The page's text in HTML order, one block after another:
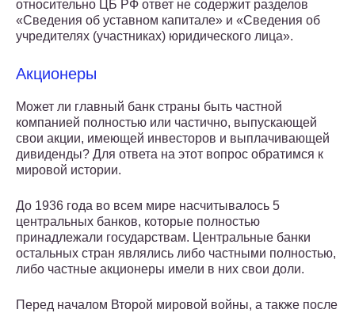
относительно ЦБ РФ ответ не содержит разделов
«Сведения об уставном капитале» и «Сведения об
учредителях (участниках) юридического лица».
Акционеры
Может ли главный банк страны быть частной
компанией полностью или частично, выпускающей
свои акции, имеющей инвесторов и выплачивающей
дивиденды? Для ответа на этот вопрос обратимся к
мировой истории.
До 1936 года во всем мире насчитывалось 5
центральных банков, которые полностью
принадлежали государствам. Центральные банки
остальных стран являлись либо частными полностью,
либо частные акционеры имели в них свои доли.
Перед началом Второй мировой войны, а также после